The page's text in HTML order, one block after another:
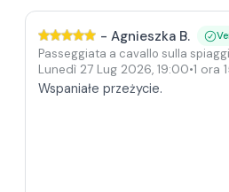
- Agnieszka B.
Passeggiata a cavallo sulla
Lunedì 27 Lug 2026, 19:00•1 ora
Wspaniałe przeżycie.